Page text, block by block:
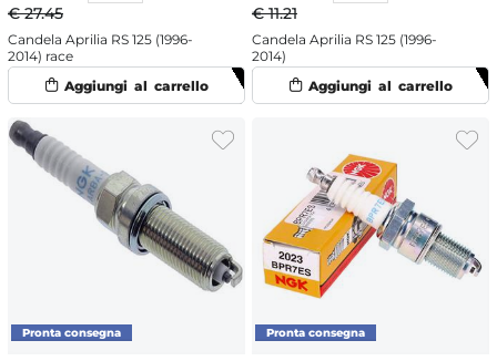
€ 27.45
Candela Aprilia RS 125 (1996-
2014) race
€ 11.21
Candela Aprilia RS 125 (1996-
2014)